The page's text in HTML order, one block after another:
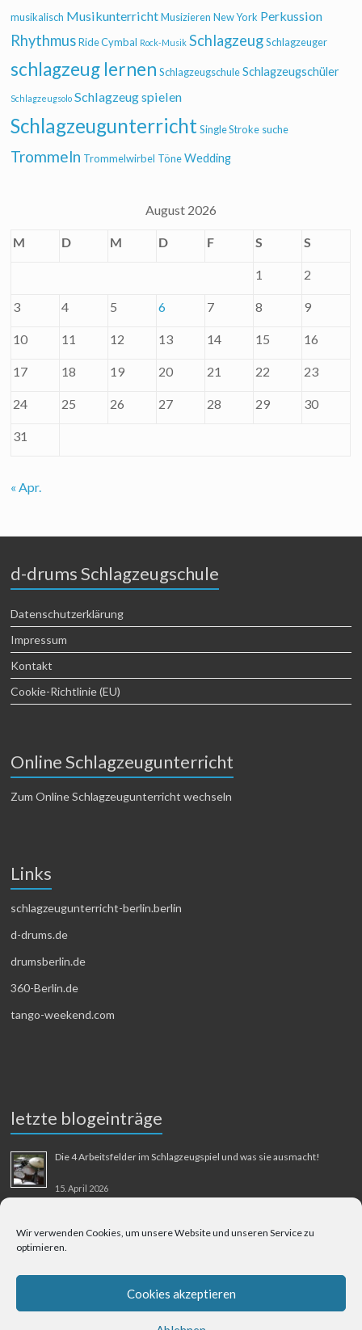
Wir verwenden Cookies, um unsere Website und unseren Service zu
optimieren.
Cookies akzeptieren
musikalisch Musikunterricht Musizieren New York Perkussion
Rhythmus Ride Cymbal Rock-Musik Schlagzeug Schlagzeuger
schlagzeug lernen Schlagzeugschule Schlagzeugschüler
Schlagzeugsolo Schlagzeug spielen
Schlagzeugunterricht Single Stroke suche
Trommeln Trommelwirbel Töne Wedding
August 2026
M D M D F S S
1 2
3 4 5 6 7 8 9
10 11 12 13 14 15 16
17 18 19 20 21 22 23
24 25 26 27 28 29 30
31
« Apr.
d-drums Schlagzeugschule
Datenschutzerklärung
Impressum
Kontakt
Cookie-Richtlinie (EU)
Online Schlagzeugunterricht
Zum Online Schlagzeugunterricht wechseln
Links
schlagzeugunterricht-berlin.berlin
d-drums.de
drumsberlin.de
360-Berlin.de
tango-weekend.com
letzte blogeinträge
Die 4 Arbeitsfelder im Schlagzeugspiel und was sie ausmacht!
15. April 2026
31. August 2025
Berliner Flughafen Tegel – Berlin-Bangkok